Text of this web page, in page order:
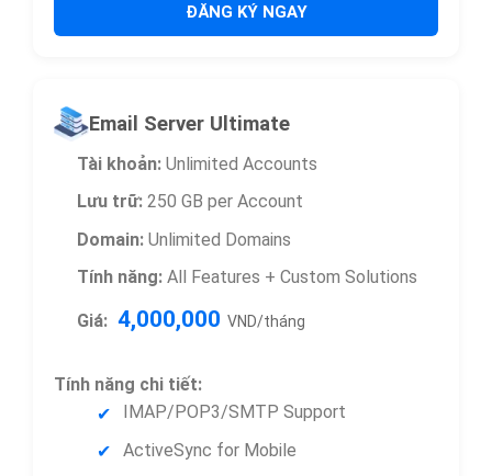
ĐĂNG KÝ NGAY
Email Server Ultimate
Tài khoản:Unlimited Accounts
Lưu trữ:250 GB per Account
Domain:Unlimited Domains
Tính năng:All Features + Custom Solutions
Giá: 4,000,000 VND/tháng
Tính năng chi tiết:
IMAP/POP3/SMTP Support
ActiveSync for Mobile